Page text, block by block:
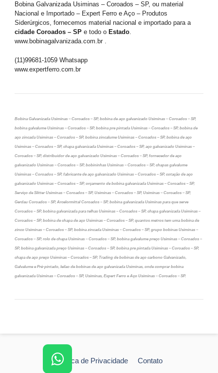
Bobina Galvanizada Usiminas – Coroados – SP, ou material
Nacional e Importado – Expert Ferro e Aço – Produtos
Siderúrgicos, fornecemos material nacional e importado para a
cidade Coroados – SP e todo o Estado.
www.bobinagalvanizada.com.br .
(11)99681-1059 Whatsapp
www.expertferro.com.br
Bobina Galvanizada Usiminas – Coroados – SP, bobina de aço galvanizado Usiminas – Coroados – SP,
bobina galvalume Usiminas – Coroados – SP, bobina pre pintada Usiminas – Coroados – SP, bobina de
aço zincada Usiminas – Coroados – SP, bobina zincalume Usiminas – Coroados – SP, bobina de aço
Usiminas – Coroados – SP, chapa galvanizada Usiminas – Coroados – SP, aço galvanizado Usiminas –
Coroados – SP, distribuidor de aço galvanizado Usiminas – Coroados – SP, fornecedor de aço
galvanizado Usiminas – Coroados – SP, bobininhas Usiminas – Coroados – SP, chapas galvalume
Usiminas – Coroados – SP, fabricante de aço galvanizado Usiminas – Coroados – SP, cotação de aço
galvanizado Usiminas – Coroados – SP, orçamento de bobina galvanizada Usiminas – Coroados – SP,
Serviço de Slitter Usiminas – Coroados – SP, Usiminas – Coroados – SP, Usiminas – Coroados – SP,
Gerdau Coroados – SP, Arcelormittal Coroados – SP, bobina galvanizada Usiminas para que serve
Coroados – SP, bobina galvanizada para telhas Usiminas – Coroados – SP, chapa galvanizada Usiminas –
Coroados – SP, bobina de chapa de aço Usiminas – Coroados – SP, quantos metros tem uma bobina de
zinco Usiminas – Coroados – SP, bobina zincada Usiminas – Coroados – SP, grupo bobinas Usiminas –
Coroados – SP, rolo de chapa Usiminas – Coroados – SP, bobina galvalume preço Usiminas – Coroados –
SP, bobina galvanizada preço Usiminas – Coroados – SP, bobina pre pintada Usiminas – Coroados – SP,
chapa de aço preço Usiminas – Coroados – SP, Trading de bobinas de aço carbono Galvanizado,
Galvalume e Pré-pintado, leilao de bobinas de aço galvanizada Usiminas, onde comprar bobina
galvanizada Usiminas – Coroados – SP, Usiminas, Expert Ferro e Aço Usiminas – Coroados – SP.
Política de Privacidade Contato